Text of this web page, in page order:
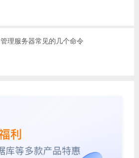
管理服务器常见的几个命令